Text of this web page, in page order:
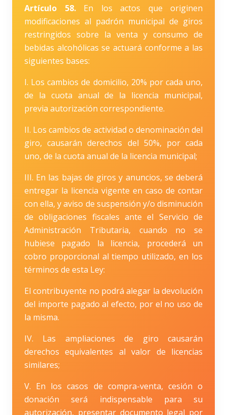
Artículo 58.En los actos que originen
modificaciones al padrón municipal de giros
restringidos sobre la venta y consumo de
bebidas alcohólicas se actuará conforme a las
siguientes bases:
I. Los cambios de domicilio, 20% por cada uno,
de la cuota anual de la licencia municipal,
previa autorización correspondiente.
II. Los cambios de actividad o denominación del
giro, causarán derechos del 50%, por cada
uno, de la cuota anual de la licencia municipal;
III. En las bajas de giros y anuncios, se deberá
entregar la licencia vigente en caso de contar
con ella, y aviso de suspensión y/o disminución
de obligaciones fiscales ante el Servicio de
Administración Tributaria, cuando no se
hubiese pagado la licencia, procederá un
cobro proporcional al tiempo utilizado, en los
términos de esta Ley:
El contribuyente no podrá alegar la devolución
del importe pagado al efecto, por el no uso de
la misma.
IV. Las ampliaciones de giro causarán
derechos equivalentes al valor de licencias
similares;
V. En los casos de compra-venta, cesión o
donación será indispensable para su
autorización, presentar documento legal por